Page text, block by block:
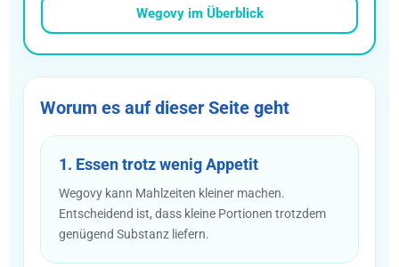
Wegovy im Überblick
Worum es auf dieser Seite geht
1. Essen trotz wenig Appetit
Wegovy kann Mahlzeiten kleiner machen.
Entscheidend ist, dass kleine Portionen trotzdem
genügend Substanz liefern.